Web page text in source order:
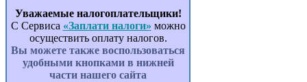
Уважаемые налогоплательщики!
С Сервиса «Заплати налоги» можно
осуществить оплату налогов.
Вы можете также воспользоваться
удобными кнопками в нижней
части нашего сайта